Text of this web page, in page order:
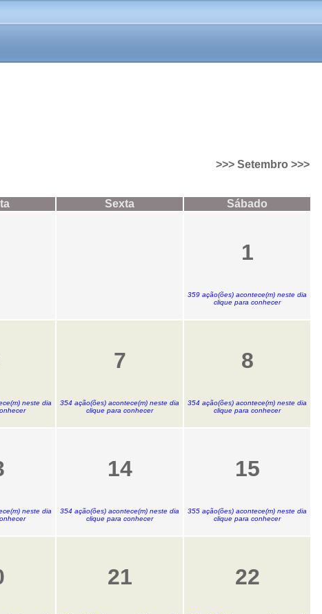
>>> Setembro >>>
Sexta Sábado
1
359 ação(ões) acontece(m) neste dia
clique para conhecer
neste dia
7
354 ação(ões) acontece(m) neste dia
clique para conhecer
8
354 ação(ões) acontece(m) neste dia
clique para conhecer
neste dia
14
354 ação(ões) acontece(m) neste dia
clique para conhecer
15
355 ação(ões) acontece(m) neste dia
clique para conhecer
21 22